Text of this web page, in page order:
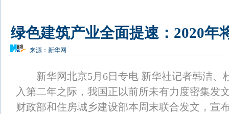
绿色建筑产业全面提速：2020年
来源： 新华网
新华网北京5月6日专电 新华社记者韩洁、
入第二年之际，我国正以前所未有力度密集发
财政部和住房城乡建设部本周末联合发文，宣